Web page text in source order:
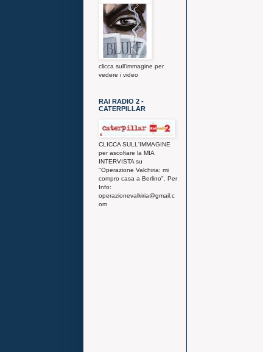
clicca sull'immagine per
vedere i video
RAI RADIO 2 -
CATERPILLAR
CLICCA SULL'IMMAGINE
per ascoltare la MIA
INTERVISTA su
"Operazione Valchiria: mi
compro casa a Berlino". Per
Info:
operazionevalkiria@gmail.c
om